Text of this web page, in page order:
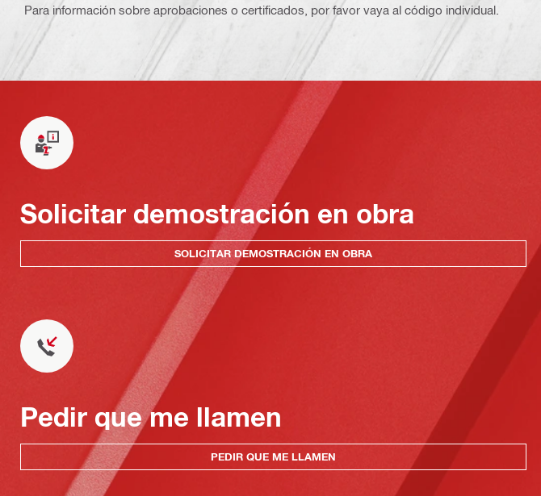
Para información sobre aprobaciones o certificados, por favor vaya al código individual.
Solicitar demostración en obra
SOLICITAR DEMOSTRACIÓN EN OBRA
Pedir que me llamen
PEDIR QUE ME LLAMEN